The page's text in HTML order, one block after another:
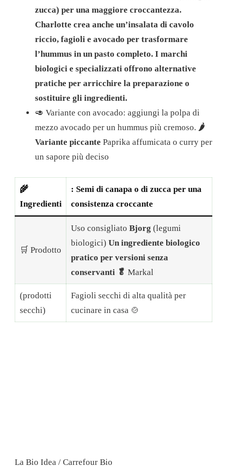
zucca) per una maggiore croccantezza.
Charlotte crea anche un’insalata di cavolo
riccio, fagioli e avocado per trasformare
l’hummus in un pasto completo. I marchi
biologici e specializzati offrono alternative
pratiche per arricchire la preparazione o
sostituire gli ingredienti.
🥑 Variante con avocado: aggiungi la polpa di
mezzo avocado per un hummus più cremoso. 🌶️
Variante piccante Paprika affumicata o curry per
un sapore più deciso
🌾
Ingredienti
: Semi di canapa o di zucca per una
consistenza croccante
🛒 Prodotto
Uso consigliato Bjorg (legumi
biologici) Un ingrediente biologico
pratico per versioni senza
conservanti 🥬 Markal
(prodotti
secchi)
Fagioli secchi di alta qualità per
cucinare in casa 🍲
La Bio Idea / Carrefour Bio